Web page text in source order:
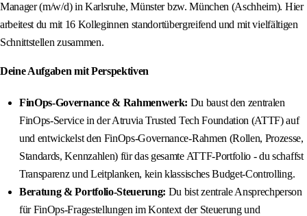
Manager (m/w/d) in Karlsruhe, Münster bzw. München (Aschheim). Hier
arbeitest du mit 16 Kolleginnen standortübergreifend und mit vielfältigen
Schnittstellen zusammen.
Deine Aufgaben mit Perspektiven
FinOps-Governance & Rahmenwerk: Du baust den zentralen
FinOps-Service in der Atruvia Trusted Tech Foundation (ATTF) auf
und entwickelst den FinOps-Governance-Rahmen (Rollen, Prozesse,
Standards, Kennzahlen) für das gesamte ATTF-Portfolio - du schaffst
Transparenz und Leitplanken, kein klassisches Budget-Controlling.
Beratung & Portfolio-Steuerung: Du bist zentrale Ansprechperson
für FinOps-Fragestellungen im Kontext der Steuerung und